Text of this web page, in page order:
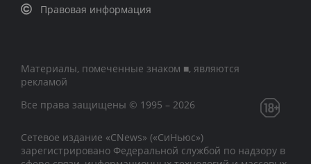
Правовая информация
Материалы, помеченные знаком ■, являются
рекламой
Все права защищены © 1995 – 2026
Сетевое издание «CNews» («СиНьюс»)
зарегистрировано Федеральной службой по надзору в